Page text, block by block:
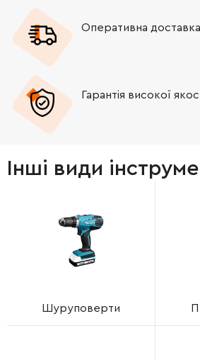
Оперативна доставка
Гарантія високої
Інші види
Шуруповерти